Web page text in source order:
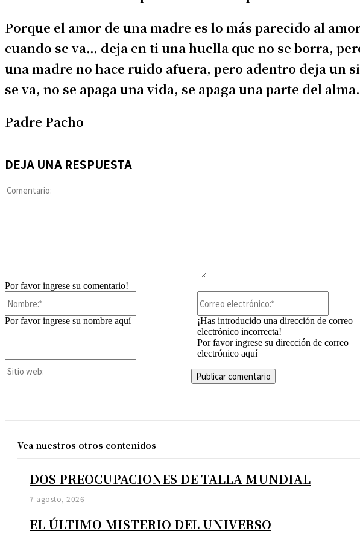
Porque el amor de una madre es lo más parecido al
cuando se va… deja en ti una huella que no se borra,
una madre no hace ruido afuera, pero adentro deja un
se va, no se apaga una vida, se apaga una parte del alma.
Padre Pacho
DEJA UNA RESPUESTA
Por favor ingrese su comentario!
Por favor ingrese su nombre aquí
¡Has introducido una dirección de correo
electrónico incorrecta!
Por favor ingrese su dirección de correo
electrónico aquí
Vea nuestros otros contenidos
DOS PREOCUPACIONES DE TALLA MUNDIAL
7 agosto, 2026
EL ÚLTIMO MISTERIO DEL UNIVERSO